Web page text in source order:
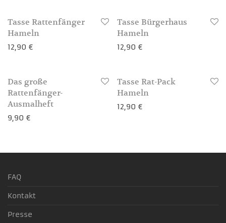
Tasse Rattenfänger
Hameln
12,90 €
3-4 Werktage
Tasse Bürgerhaus
Hameln
12,90 €
3-4 Werktage
Das große
Rattenfänger-
Ausmalheft
9,90 €
3-4 Werktage
Tasse Rat-Pack
Hameln
12,90 €
FAQ
Kontakt
Presse